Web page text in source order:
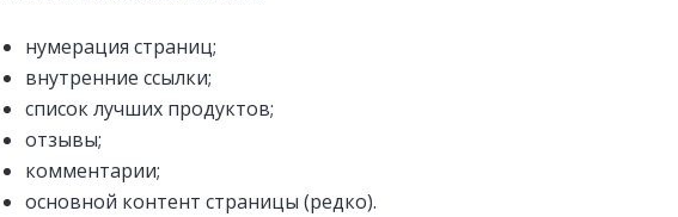
нумерация страниц;
внутренние ссылки;
список лучших продуктов;
отзывы;
комментарии;
основной контент страницы (редко).